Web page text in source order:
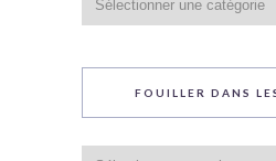
du
blog
FOUILLER DANS